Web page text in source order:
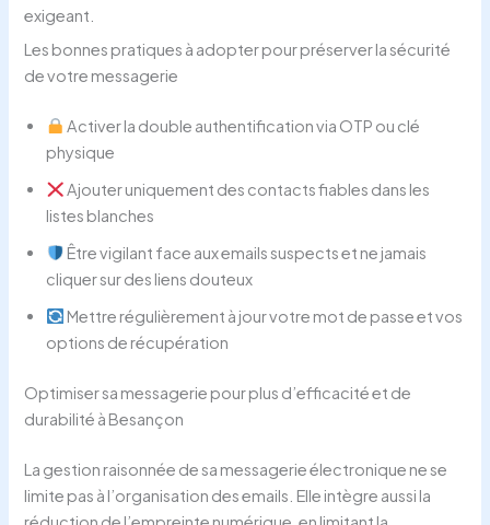
exigeant.
Les bonnes pratiques à adopter pour préserver la sécurité
de votre messagerie
Activer la double authentification via OTP ou clé
physique
Ajouter uniquement des contacts fiables dans les
listes blanches
Être vigilant face aux emails suspects et ne jamais
cliquer sur des liens douteux
Mettre régulièrement à jour votre mot de passe et vos
options de récupération
Optimiser sa messagerie pour plus d’efficacité et de
durabilité à Besançon
La gestion raisonnée de sa messagerie électronique ne se
limite pas à l’organisation des emails. Elle intègre aussi la